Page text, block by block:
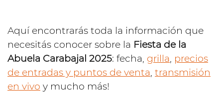
Aquí encontrarás toda la información que
necesitás conocer sobre la Fiesta de la
Abuela Carabajal 2025: fecha, grilla, precios
de entradas y puntos de venta, transmisión
en vivo y mucho más!